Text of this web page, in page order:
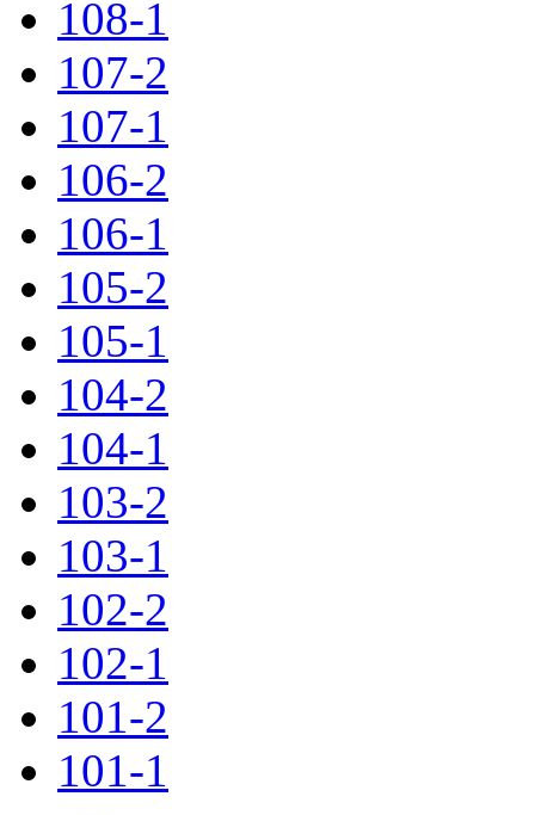
108-1
107-2
107-1
106-2
106-1
105-2
105-1
104-2
104-1
103-2
103-1
102-2
102-1
101-2
101-1